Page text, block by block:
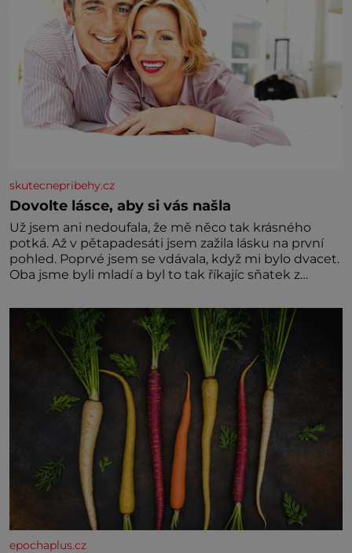
skutecnepribehy.cz
Dovolte lásce, aby si vás našla
Už jsem ani nedoufala, že mě něco tak krásného
potká. Až v pětapadesáti jsem zažila lásku na první
pohled. Poprvé jsem se vdávala, když mi bylo dvacet.
Oba jsme byli mladí a byl to tak říkajíc sňatek z
zaopatřený mladý muž. Manželství nám oběma moc
nesvědčilo, brzy jsme zjistili, že
epochaplus.cz